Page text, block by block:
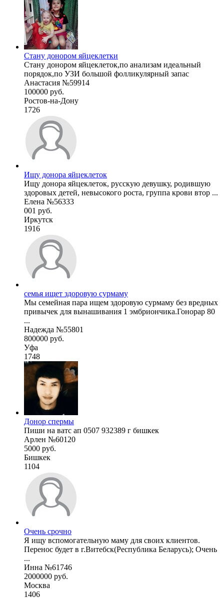
Стану донором яйцеклетки
Стану донором яйцеклеток,по анализам идеальный
порядок,по УЗИ большой фолликулярный запас
Анастасия №59914
100000 руб.
Ростов-на-Дону
1726
Ищу донора яйцеклеток
Ищу донора яйцеклеток, русскую девушку, родившую
здоровых детей, невысокого роста, группа крови втор ...
Елена №56333
001 руб.
Иркутск
1916
семья ищет здоровую сурмаму
Мы семейная пара ищем здоровую сурмаму без вредных
привычек для вынашивания 1 эмбриончика.Гонорар 80
...
Надежда №55801
800000 руб.
Уфа
1748
Донор спермы
Пиши на ватс ап 0507 932389 г бишкек
Арлен №60120
5000 руб.
Бишкек
1104
Очень срочно
Я ищу вспомогательную маму для своих клиентов.
Перенос будет в г.Витебск(Республика Беларусь); Очень
...
Инна №61746
2000000 руб.
Москва
1406